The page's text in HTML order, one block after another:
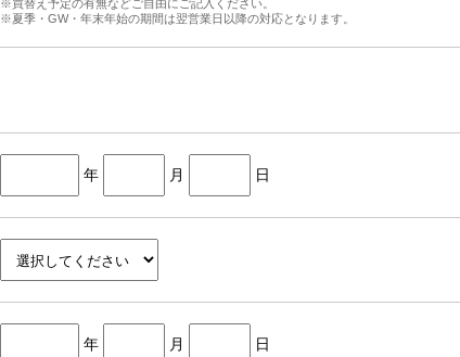
※買替え予定の有無などご自由にご記入ください。
※夏季・GW・年末年始の期間は翌営業日以降の対応となります。
年 月 日
年 月 日